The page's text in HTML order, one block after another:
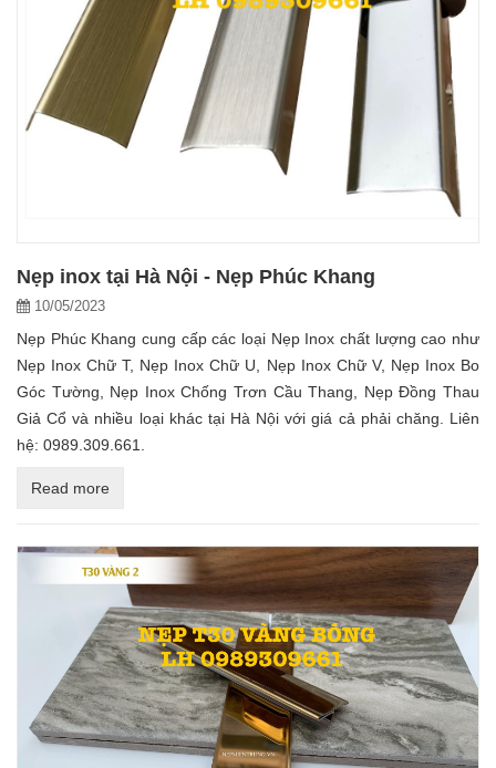
Nẹp inox tại Hà Nội - Nẹp Phúc Khang
10/05/2023
Nẹp Phúc Khang cung cấp các loại Nẹp Inox chất lượng cao như
Nẹp Inox Chữ T, Nẹp Inox Chữ U, Nẹp Inox Chữ V, Nẹp Inox Bo
Góc Tường, Nẹp Inox Chống Trơn Cầu Thang, Nẹp Đồng Thau
Giả Cổ và nhiều loại khác tại Hà Nội với giá cả phải chăng. Liên
hệ: 0989.309.661.
Read more